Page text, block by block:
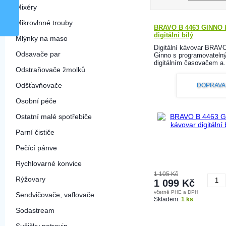
Mixéry
Mikrovlnné trouby
Mlýnky na maso
Odsavače par
Odstraňovače žmolků
Odšťavňovače
Osobní péče
Ostatní malé spotřebiče
Parní čističe
Pečící pánve
Rychlovarné konvice
Rýžovary
Sendvičovače, vaflovače
Sodastream
BRAVO B 4463 GINNO
digitální bílý
Digitální kávovar
Ginno s
digitálním časovačem
1 105 Kč
1 099 Kč
včetně PHE a DPH
Skladem: 1 ks